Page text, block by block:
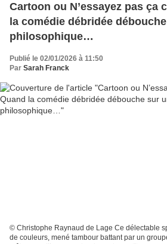
Cartoon ou N’essayez pas ça
la comédie débridée
philosophique…
Publié le 02/01/2026 à 11:50
Par Sarah Franck
© Christophe Raynaud de Lage Ce délectable
de couleurs, mené tambour battant par un